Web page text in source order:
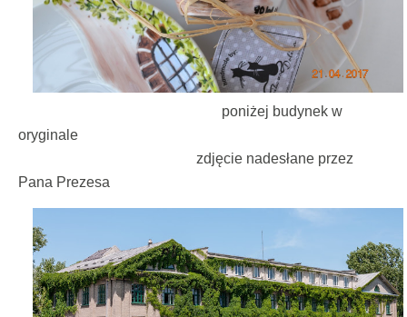
poniżej budynek w
oryginale
zdjęcie nadesłane przez
Pana Prezesa